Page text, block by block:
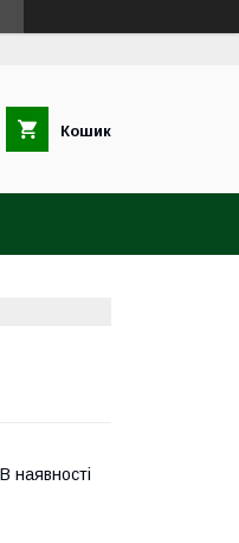
Кошик
наявності